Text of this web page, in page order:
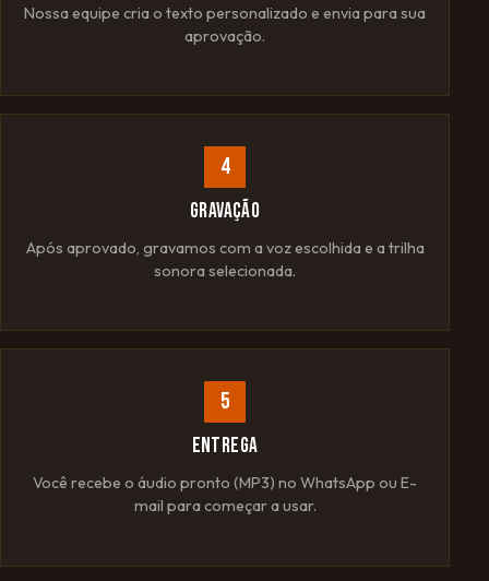
Nossa equipe cria o texto personalizado e envia para sua
aprovação.
4
GRAVAÇÃO
Após aprovado, gravamos com a voz escolhida e a trilha
sonora selecionada.
5
ENTREGA
Você recebe o áudio pronto (MP3) no WhatsApp ou E-
mail para começar a usar.